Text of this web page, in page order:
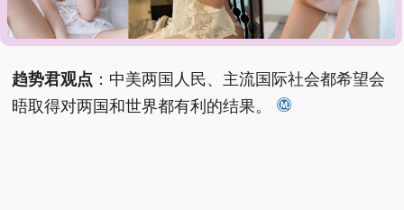
□ 希望中美双方相向而行。
趋势君观点 ： 中美两国人民、主流国际社会都希望会
晤取得对两国和世界都有利的结果。